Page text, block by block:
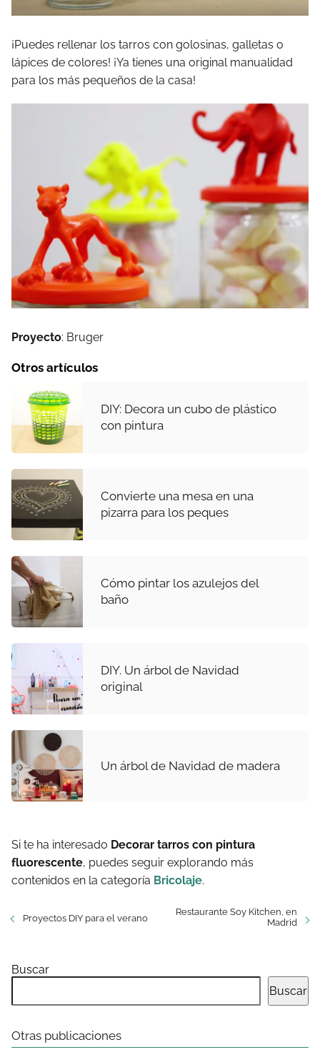
¡Puedes rellenar los tarros con golosinas, galletas o
lápices de colores! ¡Ya tienes una original manualidad
para los más pequeños de la casa!
Proyecto: Bruger
Otros artículos
DIY: Decora un cubo de plástico
con pintura
Convierte una mesa en una
pizarra para los peques
Cómo pintar los azulejos del
baño
DIY. Un árbol de Navidad
original
Un árbol de Navidad de madera
Si te ha interesado Decorar tarros con pintura
fluorescente, puedes seguir explorando más
contenidos en la categoría Bricolaje.
Proyectos DIY para el verano
Restaurante Soy Kitchen, en
Madrid
Buscar
Buscar
Otras publicaciones